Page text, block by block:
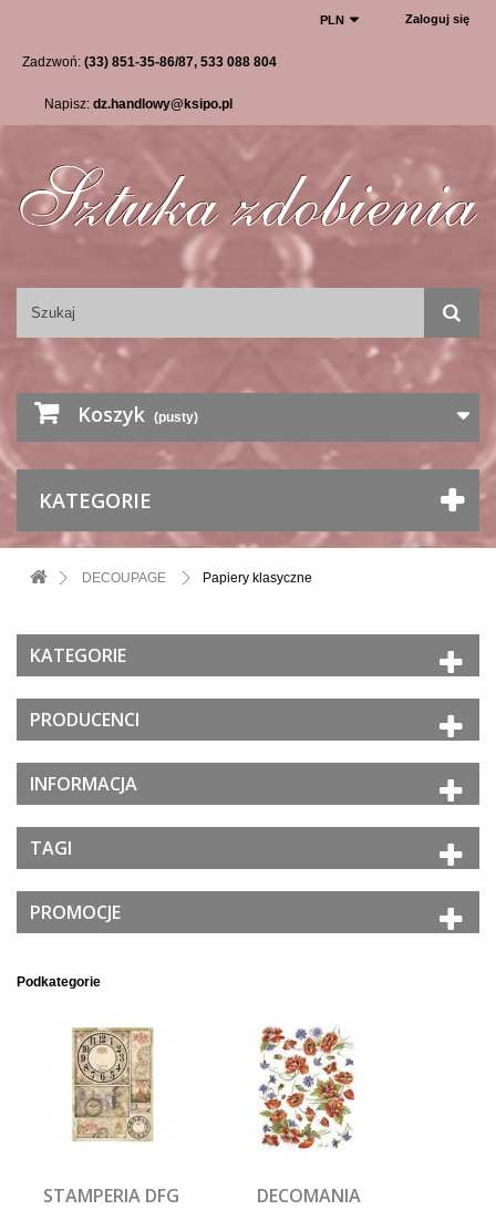
Zaloguj się
PLN
Zadzwoń: (33) 851-35-86/87, 533 088 804
Napisz: dz.handlowy@ksipo.pl
Koszyk (pusty)
KATEGORIE
DECOUPAGE Papiery klasyczne
KATEGORIE
PRODUCENCI
INFORMACJA
TAGI
PROMOCJE
Podkategorie
STAMPERIA DFG DECOMANIA